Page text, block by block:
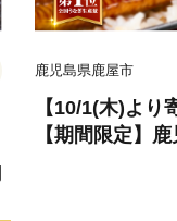
鹿児島県鹿屋市
【10/1(木)より
【期間限定】
蒲焼4尾（